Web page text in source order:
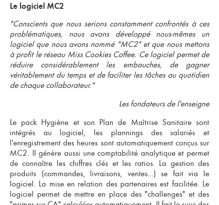
Le logiciel MC2
"Conscients que nous serions constamment confrontés à ces
problématiques, nous avons développé nous-mêmes un
logiciel que nous avons nommé "MC2" et que nous mettons
à profit le réseau Miss Cookies Coffee. Ce logiciel permet de
réduire considérablement les embauches, de gagner
véritablement du tempset de faciliter les tâches au quotidien
de chaque collaborateur."
Les fondateurs de l'enseigne
Le pack Hygiène et son Plan de Maîtrise Sanitairesont
intégrés au logiciel, les plannings des salariés et
l'enregistrement des heures sont automatiquement conçus sur
MC2. Il génère aussi unecomptabilité analytiqueet permet
de connaître les chiffres clés et les ratios. La gestion des
produits (commandes, livraisons, ventes...) se fait via le
logiciel. La mise en relation des partenaires est facilitée. Le
logiciel permet de mettre en place des "challenges" et des